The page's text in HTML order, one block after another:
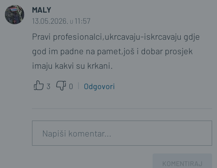
MALY
13.05.2026. u 11:57
Pravi profesionalci,ukrcavaju-iskrcavaju gdje
god im padne na pamet,još i dobar prosjek
imaju kakvi su krkani.
3 0 Odgovori
KOMENTIRAJ